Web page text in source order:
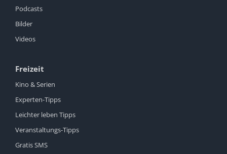
Podcasts
Bilder
Videos
Freizeit
Kino & Serien
Experten-Tipps
Leichter leben Tipps
Veranstaltungs-Tipps
Gratis SMS